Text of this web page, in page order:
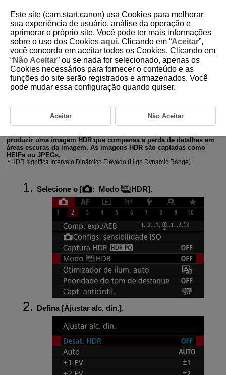
D180-062
Modo HDR
Pode tirar fotografias com destaques cortados e sombras reduzidas para
O disparo HDR melhora a gradação em áreas escuras da imagem
ao combinar três imagens deliberadamente captadas com
produzir uma imagem HDR que compensa a perda de detalhes em
áreas escuras da imagem. As imagens HDR são captadas como
HEIFs ou JPEGs.
HDR significa Intervalo Dinâmico Elevado (High Dynamic Range).
Selecione o [ : Modo HDR].
Defina [Ajustar alc. din.].
Este site (cam.start.canon) usa Cookies para melhorar
sua experiência de usuário, análise da operação e
aprimorar o próprio site. Você pode ter mais informações
sobre o uso dos Cookies aqui. Clicando em “Aceitar”,
você concorda em aceitar todos os Cookies. Clicando em
“Não Aceitar” ou se nada for selecionado, apenas os
Cookies necessários para fornecer o conteúdo e as
funções do site serão registrados e armazenados. Você
pode mudar essa configuração quando quiser.
Aceitar Não Aceitar